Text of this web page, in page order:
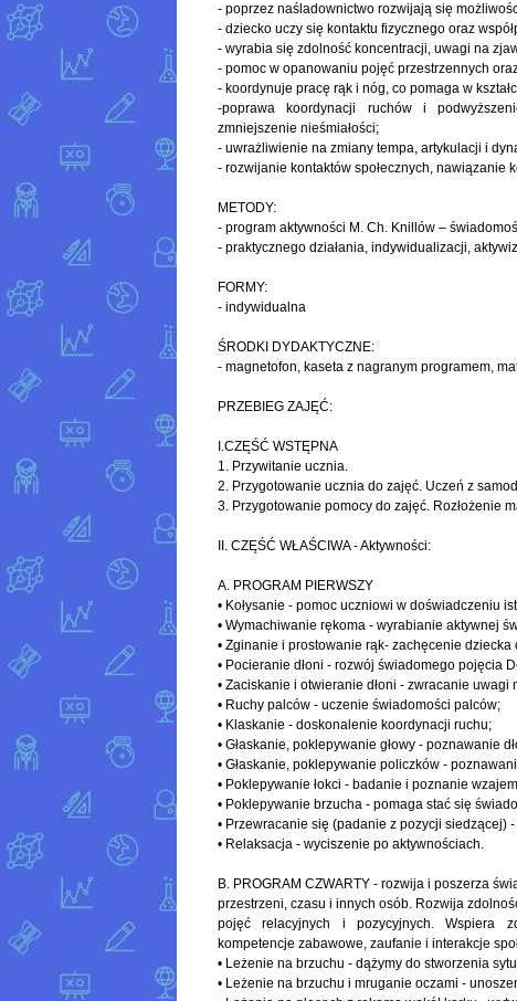
- poprzez naśladownictwo rozwijają się
- dziecko uczy się kontaktu fizycznego oraz
- wyrabia się zdolność koncentracji, uwagi na
- pomoc w opanowaniu pojęć przestrzennych
- koordynuje pracę rąk i nóg, co pomaga w
-poprawa koordynacji ruchów i
zmniejszenie nieśmiałości;
- uwrażliwienie na zmiany tempa, artykulacji i
- rozwijanie kontaktów społecznych, nawiązanie
METODY:
- program aktywności M. Ch. Knillów –
- praktycznego działania, indywidualizacji,
FORMY:
- indywidualna
ŚRODKI DYDAKTYCZNE:
- magnetofon, kaseta z nagranym programem,
PRZEBIEG ZAJĘĆ:
I.CZĘŚĆ WSTĘPNA
1. Przywitanie ucznia.
2. Przygotowanie ucznia do zajęć. Uczeń z
3. Przygotowanie pomocy do zajęć. Rozłożenie
II. CZĘŚĆ WŁAŚCIWA - Aktywności:
A. PROGRAM PIERWSZY
• Kołysanie - pomoc uczniowi w doświadczeniu
• Wymachiwanie rękoma - wyrabianie aktywnej
• Zginanie i prostowanie rąk- zachęcenie dziecka
• Pocieranie dłoni - rozwój świadomego pojęcia
• Zaciskanie i otwieranie dłoni - zwracanie
• Ruchy palców - uczenie świadomości palców;
• Klaskanie - doskonalenie koordynacji ruchu;
• Głaskanie, poklepywanie głowy - poznawanie
• Głaskanie, poklepywanie policzków -
• Poklepywanie łokci - badanie i poznanie
• Poklepywanie brzucha - pomaga stać się
• Przewracanie się (padanie z pozycji siedzącej)
• Relaksacja - wyciszenie po aktywnościach.
B. PROGRAM CZWARTY - rozwija i poszerza
przestrzeni, czasu i innych osób. Rozwija
pojęć relacyjnych i pozycyjnych. Wspiera
kompetencje zabawowe, zaufanie i interakcje
• Leżenie na brzuchu - dążymy do stworzenia
• Leżenie na brzuchu i mruganie oczami -